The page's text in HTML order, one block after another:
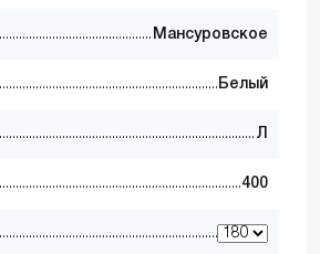
Мансуровское
Белый
Л
400